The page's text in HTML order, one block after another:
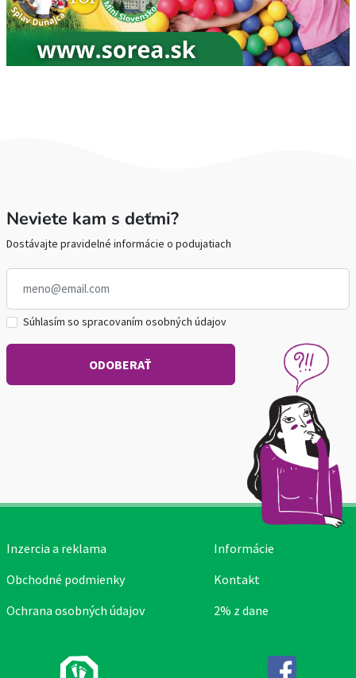
Neviete kam s deťmi?
Dostávajte pravidelné informácie o podujatiach
Súhlasím so spracovaním osobných údajov
Inzercia a reklama
Obchodné podmienky
Ochrana osobných údajov
Informácie
Kontakt
2% z dane